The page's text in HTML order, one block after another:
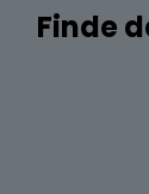
Finde